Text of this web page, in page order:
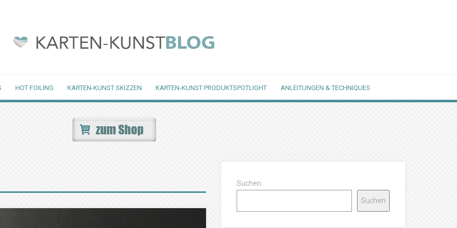
HOT FOILING KARTEN-KUNST SKIZZEN KARTEN-KUNST PRODUKTSPOTLIGHT ANLEITUNGEN & TECHNIQUES
Suchen
Suchen